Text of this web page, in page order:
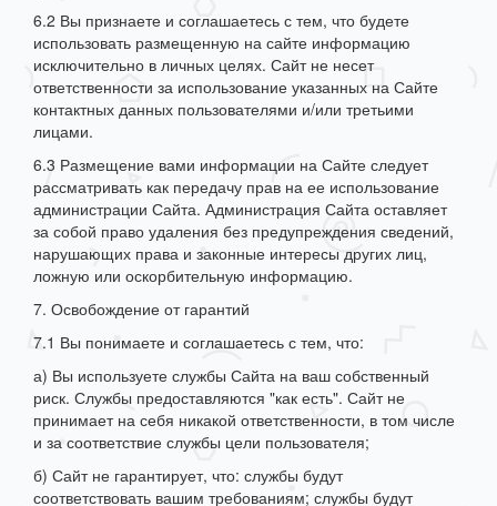
6.2 Вы признаете и соглашаетесь с тем, что будете
использовать размещенную на сайте информацию
исключительно в личных целях. Сайт не несет
ответственности за использование указанных на Сайте
контактных данных пользователями и/или третьими
лицами.
6.3 Размещение вами информации на Сайте следует
рассматривать как передачу прав на ее использование
администрации Сайта. Администрация Сайта оставляет
за собой право удаления без предупреждения сведений,
нарушающих права и законные интересы других лиц,
ложную или оскорбительную информацию.
7. Освобождение от гарантий
7.1 Вы понимаете и соглашаетесь с тем, что:
а) Вы используете службы Сайта на ваш собственный
риск. Службы предоставляются "как есть". Сайт не
принимает на себя никакой ответственности, в том числе
и за соответствие службы цели пользователя;
б) Сайт не гарантирует, что: службы будут
соответствовать вашим требованиям; службы будут